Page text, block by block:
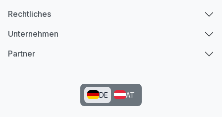
Rechtliches
Unternehmen
Partner
DE AT